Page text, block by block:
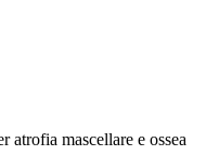
atrofia mascellare e ossea